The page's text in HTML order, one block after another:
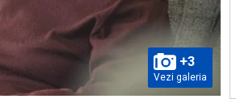
+3
Vezi galeria